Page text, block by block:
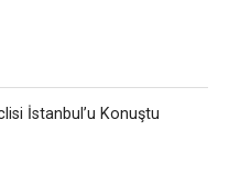
İstanbul’u Konuştu